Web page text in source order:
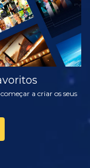
a criar os seus